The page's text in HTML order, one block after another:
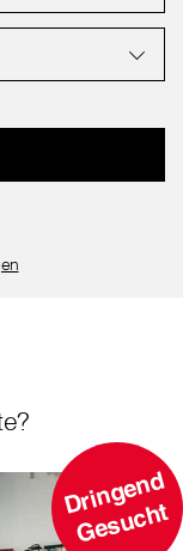
D
ri
n
g
e
n
d
G
e
s
u
c
ht